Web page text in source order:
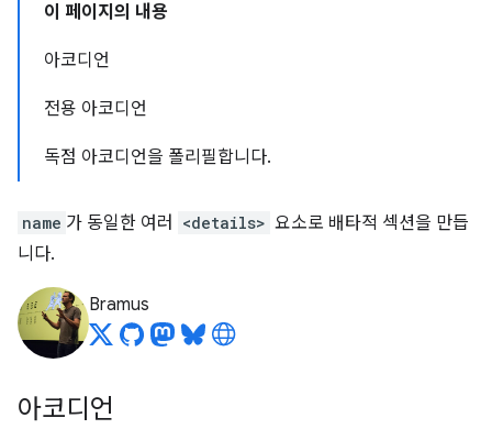
이 페이지의 내용
아코디언
전용 아코디언
독점 아코디언을 폴리필합니다.
name 가 동일한 여러 <details> 요소로 배타적 섹션을 만듭
니다.
Bramus
아코디언